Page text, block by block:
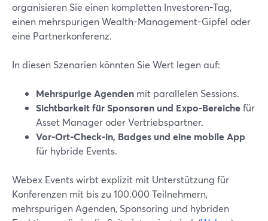
organisieren Sie einen kompletten Investoren-Tag,
einen mehrspurigen Wealth-Management-Gipfel oder
eine Partnerkonferenz.
In diesen Szenarien könnten Sie Wert legen auf:
Mehrspurige Agenden mit parallelen Sessions.
Sichtbarkeit für Sponsoren und Expo-Bereichefür
Asset Manager oder Vertriebspartner.
Vor-Ort-Check-in, Badges und eine mobile App
für hybride Events.
Webex Events wirbt explizit mit Unterstützung für
Konferenzen mit bis zu 100.000 Teilnehmern,
mehrspurigen Agenden, Sponsoring und hybriden